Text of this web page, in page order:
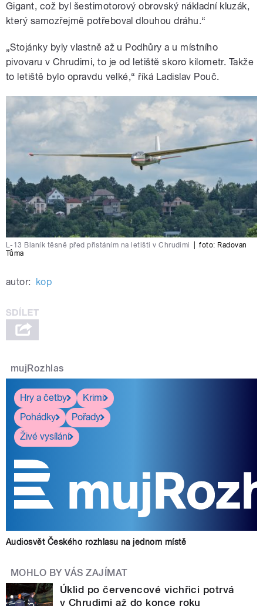
Gigant, což byl šestimotorový obrovský nákladní kluzák,
který samozřejmě potřeboval dlouhou dráhu.“
„Stojánky byly vlastně až u Podhůry a u místního
pivovaru v Chrudimi, to je od letiště skoro kilometr. Takže
to letiště bylo opravdu velké,“ říká Ladislav Pouč.
L-13 Blaník těsně před přistáním na letišti v Chrudimi foto:Radovan
Tůma
autor: kop
mujRozhlas
Hry a četby
Krimi
Pohádky
Pořady
Živé vysílání
Audiosvět Českého rozhlasu na jednom místě
MOHLO BY VÁS ZAJÍMAT
Úklid po červencové vichřici potrvá
v Chrudimi až do konce roku